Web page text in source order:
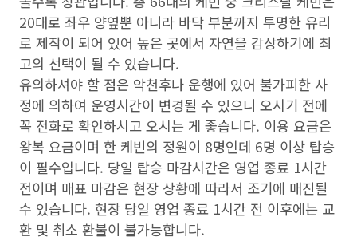
20대로 좌우 양옆뿐 아니라 바닥 부분까지 투명한 유리
로 제작이 되어 있어 높은 곳에서 자연을 감상하기에 최
고의 선택이 될 수 있습니다.
유의하셔야 할 점은 악천후나 운행에 있어 불가피한 사
정에 의하여 운영시간이 변경될 수 있으니 오시기 전에
꼭 전화로 확인하시고 오시는 게 좋습니다. 이용 요금은
왕복 요금이며 한 케빈의 정원이 8명인데 6명 이상 탑승
이 필수입니다. 당일 탑승 마감시간은 영업 종료 1시간
전이며 매표 마감은 현장 상황에 따라서 조기에 매진될
수 있습니다. 현장 당일 영업 종료 1시간 전 이후에는 교
환 및 취소 환불이 불가능합니다.